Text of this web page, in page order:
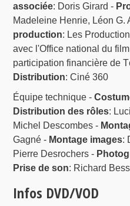
associée: Doris Girard -
Madeleine Henrie, Léon G.
production: Les
avec l'Office national du
participation financière de
Distribution: Ciné 360
Équipe technique -
Distribution des rôles:
Michel Descombes -
Gagné - Montage images:
Pierre Desrochers -
Prise de son: Richard
Infos DVD/VOD